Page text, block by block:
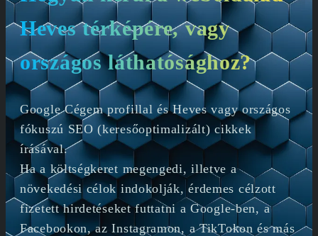
Heves térképére, vagy
országos láthatósághoz?
Google Cégem profillal és Heves vagy országos
fókuszú SEO (keresőoptimalizált) cikkek
írásával.
Ha a költségkeret megengedi, illetve a
növekedési célok indokolják, érdemes célzott
fizetett hirdetéseket futtatni a Google-ben, a
Facebookon, az Instagramon, a TikTokon és más